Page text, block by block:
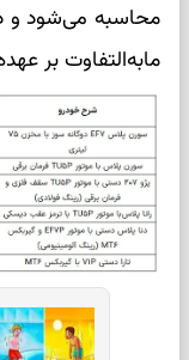
محاسبه می‌شود و
مابه‌التفاوت بر